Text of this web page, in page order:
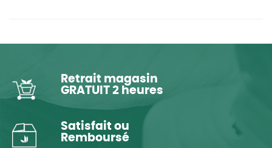
Retrait magasin
GRATUIT 2 heures
Satisfait ou
Remboursé